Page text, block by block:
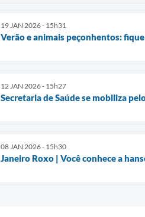
19 JAN 2026 - 15h31
Verão e animais peçonhentos:
12 JAN 2026 - 15h27
Secretaria de Saúde se mobiliza
08 JAN 2026 - 15h30
Janeiro Roxo | Você conhece a